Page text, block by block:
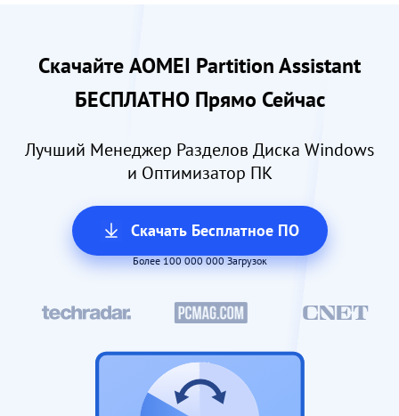
Скачайте AOMEI Partition Assistant
БЕСПЛАТНО Прямо Сейчас
Лучший Менеджер Разделов Диска Windows
и Оптимизатор ПК
Скачать Бесплатное ПО
Более 100 000 000 Загрузок